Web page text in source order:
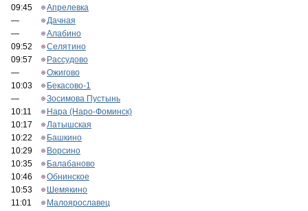
09:45
Апрелевка
—
Дачная
—
Алабино
09:52
Селятино
09:57
Рассудово
—
Ожигово
10:03
Бекасово-1
—
Зосимова Пустынь
10:11
Нара (Наро-Фоминск)
10:17
Латышская
10:22
Башкино
10:29
Ворсино
10:35
Балабаново
10:46
Обнинское
10:53
Шемякино
11:01
Малоярославец